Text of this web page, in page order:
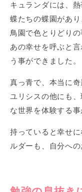
キュランダには、
蝶たちの蝶園があり
鳥園で色とりどり
あの幸せを呼ぶと
う事ができました。
真っ青で、本当に奇
ユリシスの他にも
な世界を体験する事
持っていると幸せ
ルダーも、自分へ